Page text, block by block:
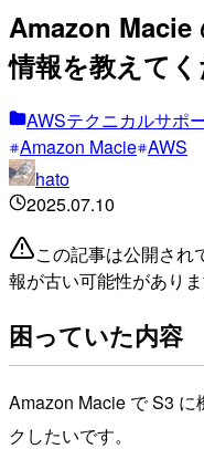
Amazon Macie
情報を教えて
AWSテクニカルサポ
Amazon Macie AWS
hato
2025.07.10
この記事は公開され
報が古い可能性があり
困っていた内容
Amazon Macie で S3
クしたいです。